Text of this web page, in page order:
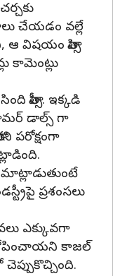
చేయడం వల్లే
విషయం తాప్సి
కామెంట్లు
తాప్సీ. ఇక్కడి
డాల్స్ గా
పరోక్షంగా
ప్రశంసలు
ఎక్కువగా
కాజల్